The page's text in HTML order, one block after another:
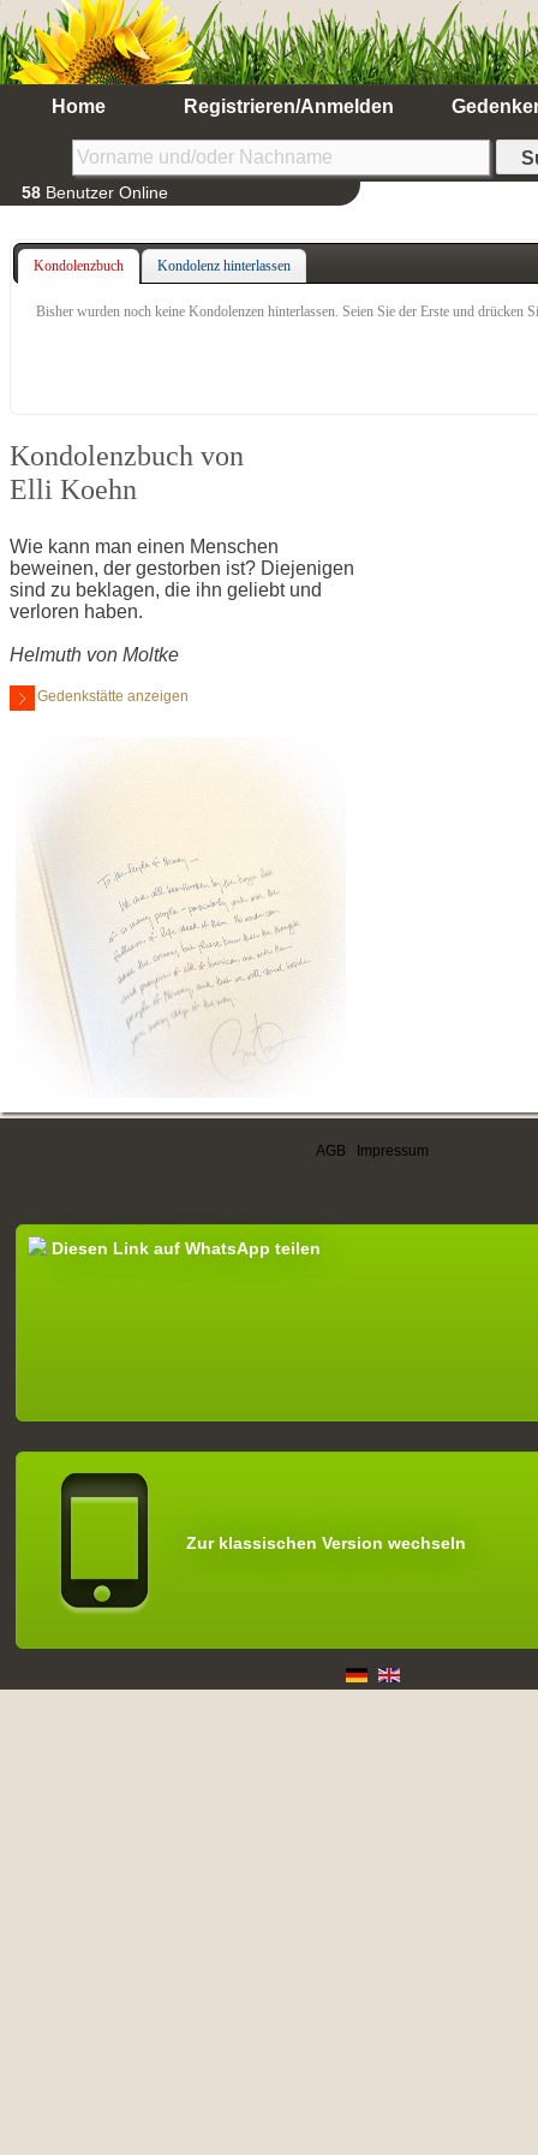
Home Registrieren/Anmelden
58 Benutzer Online
Kondolenzbuch Kondolenz hinterlassen
Bisher wurden noch keine Kondolenzen hinterlassen. Seien Sie der Erste und drücken
Kondolenzbuch von
Elli Koehn
Wie kann man einen Menschen
beweinen, der gestorben ist? Diejenigen
sind zu beklagen, die ihn geliebt und
verloren haben.
Helmuth von Moltke
Gedenkstätte anzeigen
AGB Impressum
Diesen Link auf WhatsApp teilen
Zur klassischen Version wechseln